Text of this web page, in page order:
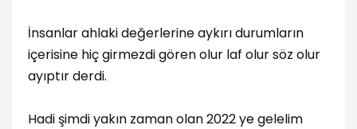
İnsanlar ahlaki değerlerine aykırı durumların
içerisine hiç girmezdi gören olur laf olur söz olur
ayıptır derdi.
Hadi şimdi yakın zaman olan 2022 ye gelelim